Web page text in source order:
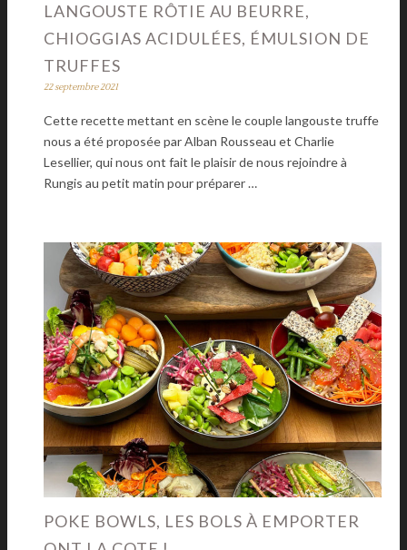
LANGOUSTE RÔTIE AU BEURRE,
CHIOGGIAS ACIDULÉES, ÉMULSION DE
TRUFFES
22 septembre 2021
Cette recette mettant en scène le couple langouste truffe
nous a été proposée par Alban Rousseau et Charlie
Lesellier, qui nous ont fait le plaisir de nous rejoindre à
Rungis au petit matin pour préparer …
POKE BOWLS, LES BOLS À EMPORTER